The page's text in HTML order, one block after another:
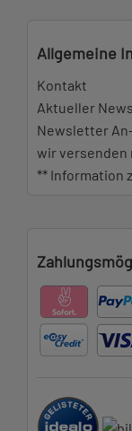
Allgemeine
Kontakt
Aktueller
Newsletter
wir versenden
** Information